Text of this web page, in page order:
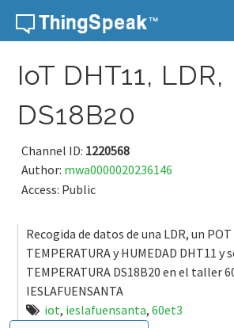
Skip to content
IoT DHT11, LDR,
DS18B20
Channel ID: 1220568
Author: mwa0000020236146
Access: Public
Recogida de datos de una LDR, un
TEMPERATURA y HUMEDAD DHT11 y
TEMPERATURA DS18B20 en el taller
IESLAFUENSANTA
iot, ieslafuensanta, 60et3